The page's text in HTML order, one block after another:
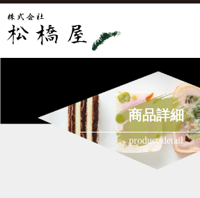
商品詳細
product detail